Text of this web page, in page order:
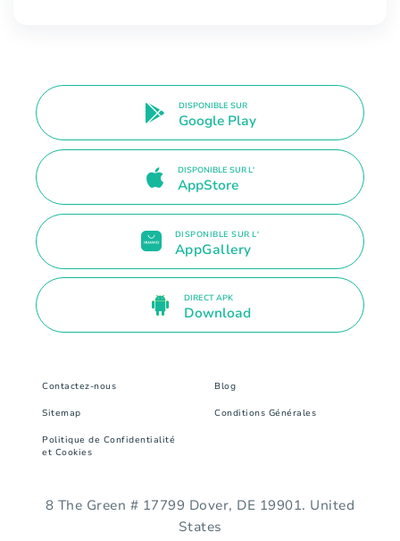
DISPONIBLE SUR
Google Play
DISPONIBLE SUR L'
AppStore
DISPONIBLE SUR L'
AppGallery
DIRECT APK
Download
Contactez-nous Blog
Sitemap Conditions Générales
Politique de Confidentialité
et Cookies
8 The Green # 17799 Dover, DE 19901. United
States